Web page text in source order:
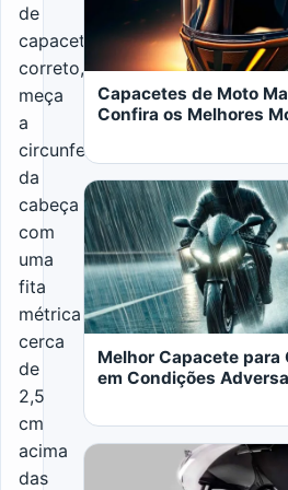
de
capacete
correto,
meça
a
circunferência
da
cabeça
com
uma
fita
métrica
cerca
de
2,5
cm
acima
das
Capacetes de Moto
Confira os Melhores
LER MAIS
Abrir o artigo: Melhor
Melhor Capacete para
em Condições
Abrir o artigo: Review